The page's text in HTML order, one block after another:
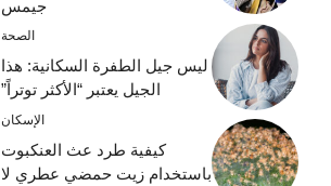
جيمس
الصحة
ليس جيل الطفرة السكانية: هذا
الجيل يعتبر “الأكثر توتراً”
الإسكان
كيفية طرد عث العنكبوت
باستخدام زيت حمضي عطري لا